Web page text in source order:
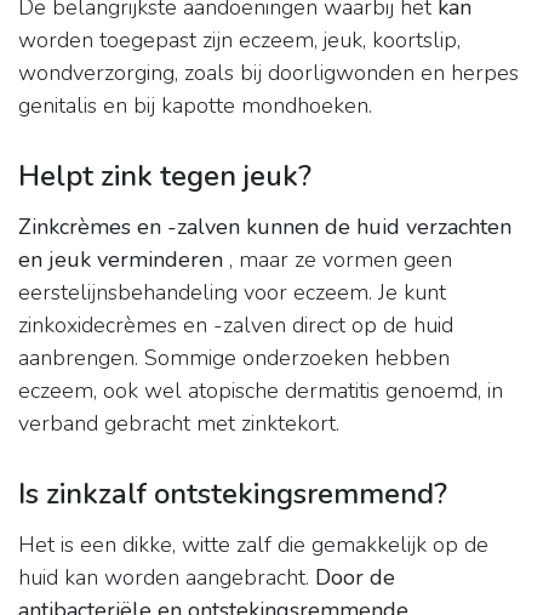
De belangrijkste aandoeningen waarbij het kan
worden toegepast zijn eczeem, jeuk, koortslip,
wondverzorging, zoals bij doorligwonden en herpes
genitalis en bij kapotte mondhoeken.
Helpt zink tegen jeuk?
Zinkcrèmes en -zalven kunnen de huid verzachten
en jeuk verminderen , maar ze vormen geen
eerstelijnsbehandeling voor eczeem. Je kunt
zinkoxidecrèmes en -zalven direct op de huid
aanbrengen. Sommige onderzoeken hebben
eczeem, ook wel atopische dermatitis genoemd, in
verband gebracht met zinktekort.
Is zinkzalf ontstekingsremmend?
Het is een dikke, witte zalf die gemakkelijk op de
huid kan worden aangebracht. Door de